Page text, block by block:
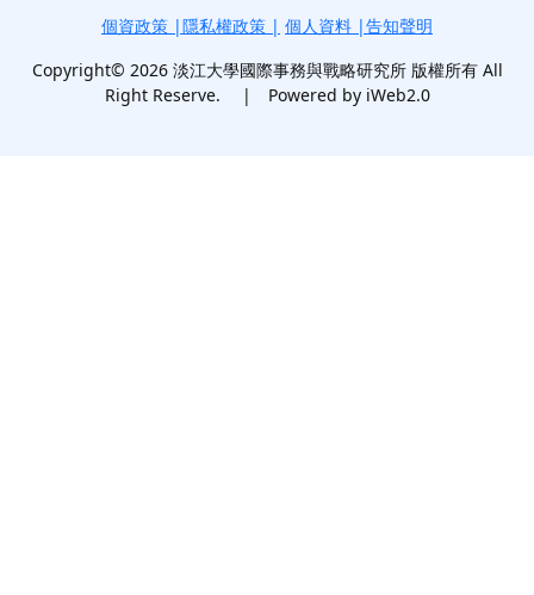
個資政策 |隱私權政策 | 個人資料 |告知聲明
Copyright© 2026 淡江大學國際事務與戰略研究所 版權所有 All
Right Reserve. | Powered by iWeb2.0